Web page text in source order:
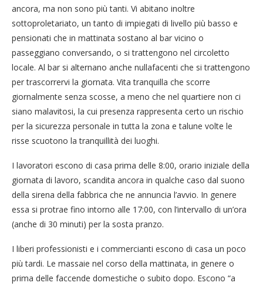
ancora, ma non sono più tanti. Vi abitano inoltre
sottoproletariato, un tanto di impiegati di livello più basso e
pensionati che in mattinata sostano al bar vicino o
passeggiano conversando, o si trattengono nel circoletto
locale. Al bar si alternano anche nullafacenti che si trattengono
per trascorrervi la giornata. Vita tranquilla che scorre
giornalmente senza scosse, a meno che nel quartiere non ci
siano malavitosi, la cui presenza rappresenta certo un rischio
per la sicurezza personale in tutta la zona e talune volte le
risse scuotono la tranquillità dei luoghi.
I lavoratori escono di casa prima delle 8:00, orario iniziale della
giornata di lavoro, scandita ancora in qualche caso dal suono
della sirena della fabbrica che ne annuncia l’avvio. In genere
essa si protrae fino intorno alle 17:00, con l’intervallo di un’ora
(anche di 30 minuti) per la sosta pranzo.
I liberi professionisti e i commercianti escono di casa un poco
più tardi. Le massaie nel corso della mattinata, in genere o
prima delle faccende domestiche o subito dopo. Escono “a